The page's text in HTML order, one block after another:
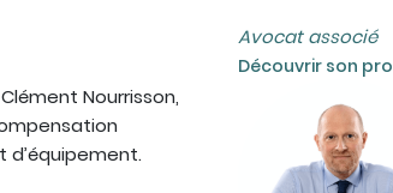
Nourrisson,
Avocat associé
Découvrir son